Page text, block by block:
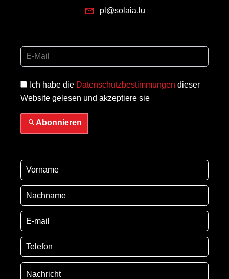
pl@solaia.lu
Ich habe die Datenschutzbestimmungen dieser
Website gelesen und akzeptiere sie
Abonnieren